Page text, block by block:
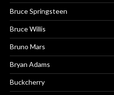
Bruce Springsteen
Bruce Willis
Bruno Mars
Bryan Adams
Buckcherry